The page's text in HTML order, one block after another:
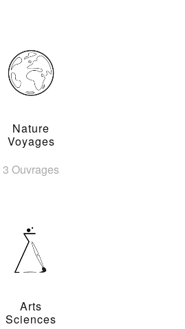
Nature
Voyages
3 Ouvrages
Arts
Sciences